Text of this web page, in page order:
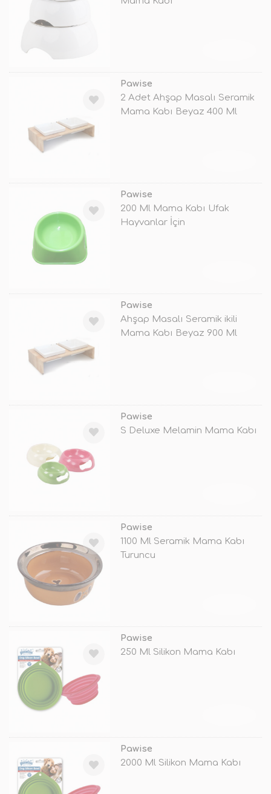
Pawise
2 Adet Ahşap Masalı Seramik
Mama Kabı Beyaz 400 Ml
Pawise
200 Ml Mama Kabı Ufak
Hayvanlar İçin
Pawise
Ahşap Masalı Seramik ikili
Mama Kabı Beyaz 900 Ml
Pawise
S Deluxe Melamin Mama Kabı
Pawise
1100 Ml Seramik Mama Kabı
Turuncu
Pawise
250 Ml Silikon Mama Kabı
Pawise
2000 Ml Silikon Mama Kabı